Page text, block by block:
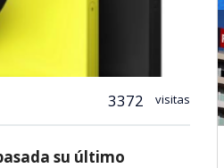
3372 visitas
su último